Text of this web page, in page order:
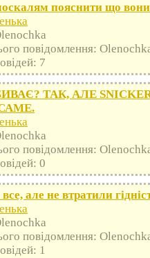
пояснити що вони
повідомлення:
7
ТАК, АЛЕ
повідомлення:
0
але не втратили
повідомлення:
1